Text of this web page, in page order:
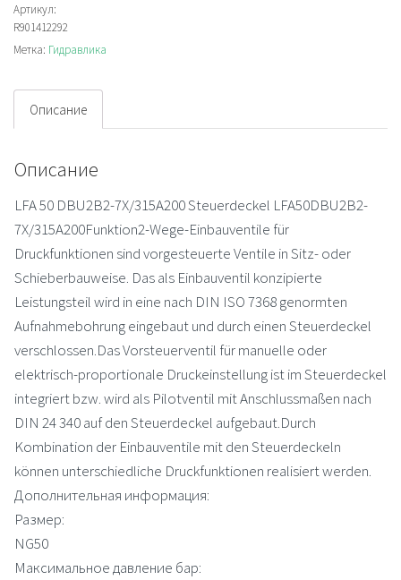
7X/315A200
Cartridge
valve
Артикул:
R901412292
Метка: Гидравлика
Описание
Описание
LFA 50 DBU2B2-7X/315A200 Steuerdeckel LFA50DBU2B2-
7X/315A200Funktion2-Wege-Einbauventile für
Druckfunktionen sind vorgesteuerte Ventile in Sitz- oder
Schieberbauweise. Das als Einbauventil konzipierte
Leistungsteil wird in eine nach DIN ISO 7368 genormten
Aufnahmebohrung eingebaut und durch einen Steuerdeckel
verschlossen.Das Vorsteuerventil für manuelle oder
elektrisch-proportionale Druckeinstellung ist im Steuerdeckel
integriert bzw. wird als Pilotventil mit Anschlussmaßen nach
DIN 24 340 auf den Steuerdeckel aufgebaut.Durch
Kombination der Einbauventile mit den Steuerdeckeln
können unterschiedliche Druckfunktionen realisiert werden.
Дополнительная информация:
Размер:
NG50
Максимальное давление бар: